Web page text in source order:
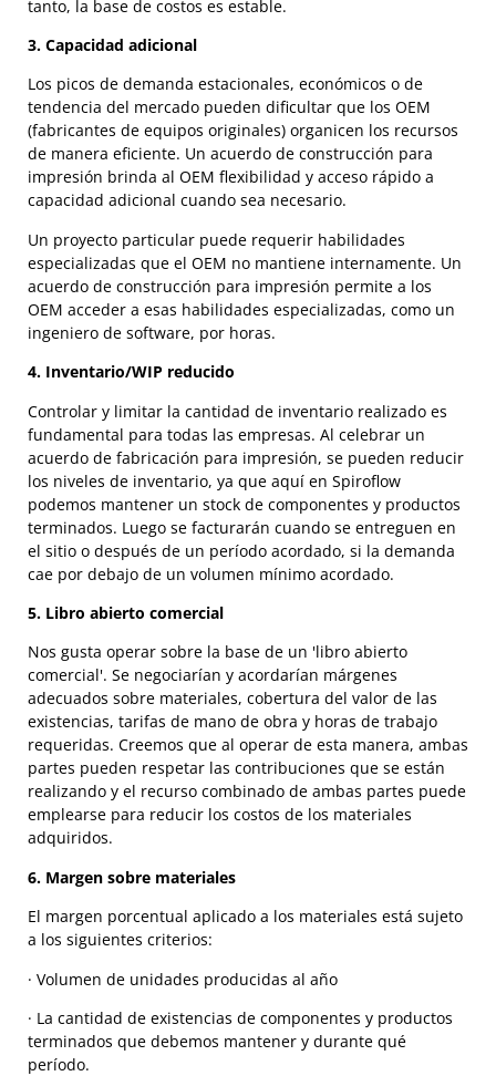
tanto, la base de costos es estable.
3. Capacidad adicional
Los picos de demanda estacionales, económicos o de
tendencia del mercado pueden dificultar que los OEM
(fabricantes de equipos originales) organicen los recursos
de manera eficiente. Un acuerdo de construcción para
impresión brinda al OEM flexibilidad y acceso rápido a
capacidad adicional cuando sea necesario.
Un proyecto particular puede requerir habilidades
especializadas que el OEM no mantiene internamente. Un
acuerdo de construcción para impresión permite a los
OEM acceder a esas habilidades especializadas, como un
ingeniero de software, por horas.
4. Inventario/WIP reducido
Controlar y limitar la cantidad de inventario realizado es
fundamental para todas las empresas. Al celebrar un
acuerdo de fabricación para impresión, se pueden reducir
los niveles de inventario, ya que aquí en Spiroflow
podemos mantener un stock de componentes y productos
terminados. Luego se facturarán cuando se entreguen en
el sitio o después de un período acordado, si la demanda
cae por debajo de un volumen mínimo acordado.
5. Libro abierto comercial
Nos gusta operar sobre la base de un 'libro abierto
comercial'. Se negociarían y acordarían márgenes
adecuados sobre materiales, cobertura del valor de las
existencias, tarifas de mano de obra y horas de trabajo
requeridas. Creemos que al operar de esta manera, ambas
partes pueden respetar las contribuciones que se están
realizando y el recurso combinado de ambas partes puede
emplearse para reducir los costos de los materiales
adquiridos.
6. Margen sobre materiales
El margen porcentual aplicado a los materiales está sujeto
a los siguientes criterios:
· Volumen de unidades producidas al año
· La cantidad de existencias de componentes y productos
terminados que debemos mantener y durante qué
período.